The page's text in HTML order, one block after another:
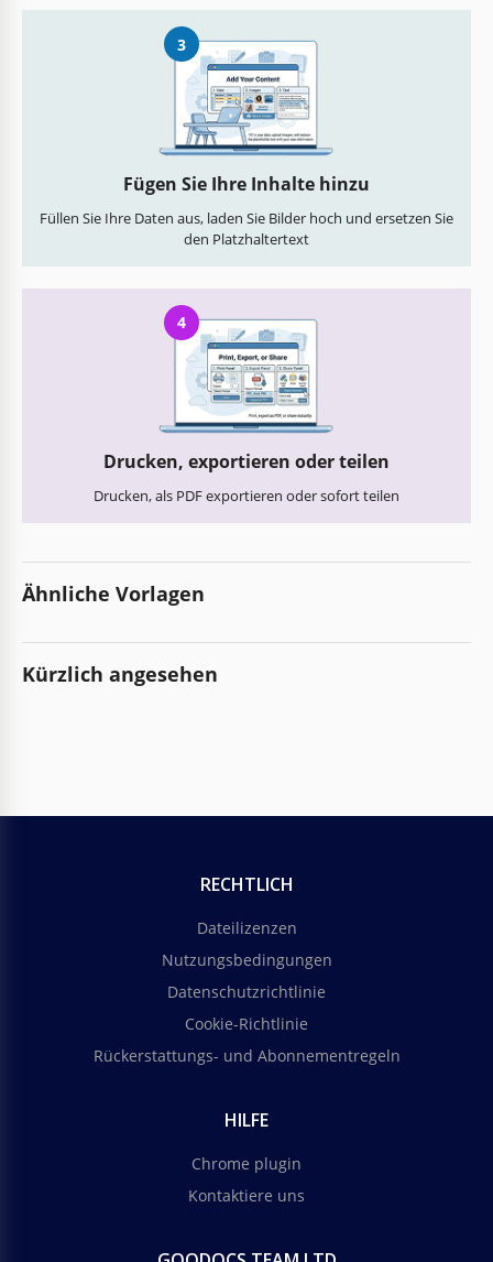
3
Fügen Sie Ihre Inhalte hinzu
Füllen Sie Ihre Daten aus, laden Sie Bilder hoch und ersetzen Sie
den Platzhaltertext
4
Drucken, exportieren oder teilen
Drucken, als PDF exportieren oder sofort teilen
Ähnliche Vorlagen
Kürzlich angesehen
RECHTLICH
Dateilizenzen
Nutzungsbedingungen
Datenschutzrichtlinie
Cookie-Richtlinie
Rückerstattungs- und Abonnementregeln
HILFE
Chrome plugin
Kontaktiere uns